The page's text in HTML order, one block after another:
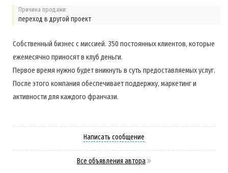
Причина продажи:
переход в другой проект
Собственный бизнес с миссией. 350 постоянных клиентов, которые
ежемесячно приносят в клуб деньги.
Первое время нужно будет вникнуть в суть предоставляемых услуг.
После этого компания обеспечивает поддержку, маркетинг и
активности для каждого франчази.
Написать сообщение
Все объявления автора